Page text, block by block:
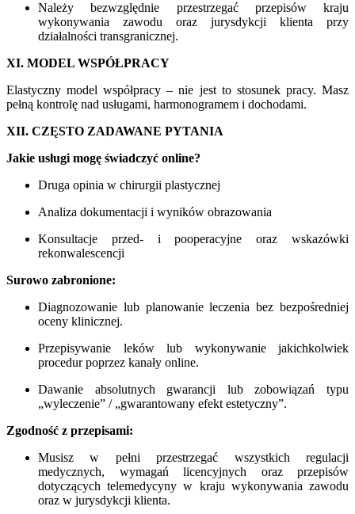
Należy bezwzględnie przestrzegać przepisów kraju
wykonywania zawodu oraz jurysdykcji klienta przy
działalności transgranicznej.
XI. MODEL WSPÓŁPRACY
Elastyczny model współpracy – nie jest to stosunek pracy. Masz
pełną kontrolę nad usługami, harmonogramem i dochodami.
XII. CZĘSTO ZADAWANE PYTANIA
Jakie usługi mogę świadczyć online?
Druga opinia w chirurgii plastycznej
Analiza dokumentacji i wyników obrazowania
Konsultacje przed- i pooperacyjne oraz wskazówki
rekonwalescencji
Surowo zabronione:
Diagnozowanie lub planowanie leczenia bez bezpośredniej
oceny klinicznej.
Przepisywanie leków lub wykonywanie jakichkolwiek
procedur poprzez kanały online.
Dawanie absolutnych gwarancji lub zobowiązań typu
„wyleczenie” / „gwarantowany efekt estetyczny”.
Zgodność z przepisami:
Musisz w pełni przestrzegać wszystkich regulacji
medycznych, wymagań licencyjnych oraz przepisów
dotyczących telemedycyny w kraju wykonywania zawodu
oraz w jurysdykcji klienta.